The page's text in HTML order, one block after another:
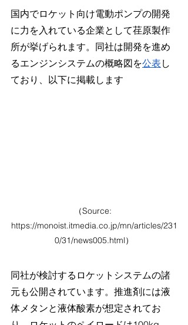
国内でロケット向け電動ポンプの開発
に力を入れている企業として荏原製作
所が挙げられます。同社は開発を進め
るエンジンシステムの概略図を公表 し
ており、以下に掲載します
（Source:
https://monoist.itmedia.co.jp/mn/articles/231
0/31/news005.html）
同社が検討するロケットシステムの諸
元も公開されています。推進剤には液
体メタンと液体酸素が想定されてお